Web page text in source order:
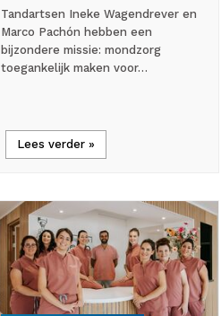
Tandartsen Ineke Wagendrever en
Marco Pachón hebben een
bijzondere missie: mondzorg
toegankelijk maken voor…
Lees verder »